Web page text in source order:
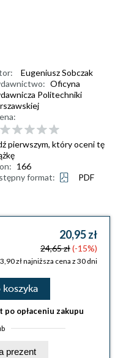
Eugeniusz Sobczak
Oficyna
Politechniki
pierwszym, który oceni tę
166
format:
PDF
20,95 zł
24,65 zł(-15%)
zł najniższa cena z 30 dni
koszyka
opłaceniu zakupu
Kup na prezent